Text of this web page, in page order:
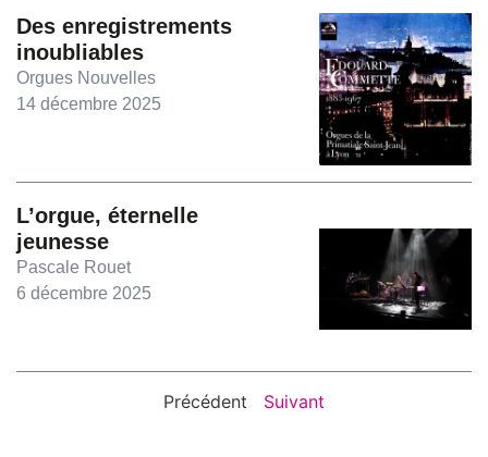
Des enregistrements
inoubliables
Orgues Nouvelles
14 décembre 2025
L’orgue, éternelle
jeunesse
Pascale Rouet
6 décembre 2025
Précédent Suivant